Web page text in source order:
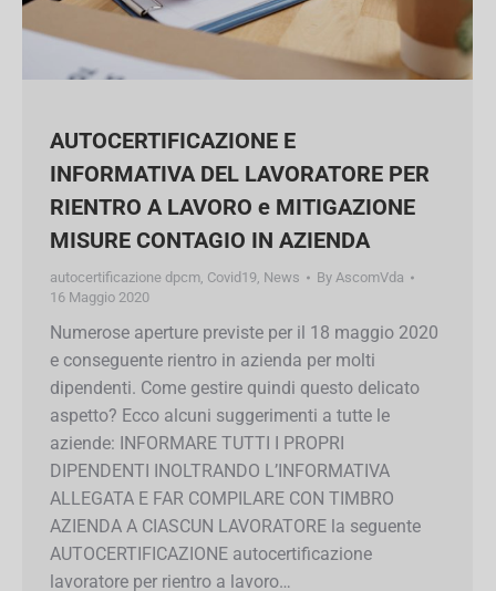
AUTOCERTIFICAZIONE E
INFORMATIVA DEL LAVORATORE
PER RIENTRO A LAVORO e
MITIGAZIONE MISURE CONTAGIO IN
AZIENDA
autocertificazione dpcm Covid19 News By
AscomVda
16 Maggio 2020
Numerose aperture previste per il 18 maggio
2020 e conseguente rientro in azienda per molti
dipendenti. Come gestire quindi questo delicato
aspetto? Ecco alcuni suggerimenti a tutte le
aziende: INFORMARE TUTTI I PROPRI
DIPENDENTI INOLTRANDO L’INFORMATIVA
ALLEGATA E FAR COMPILARE CON TIMBRO
AZIENDA A CIASCUN LAVORATORE la seguente